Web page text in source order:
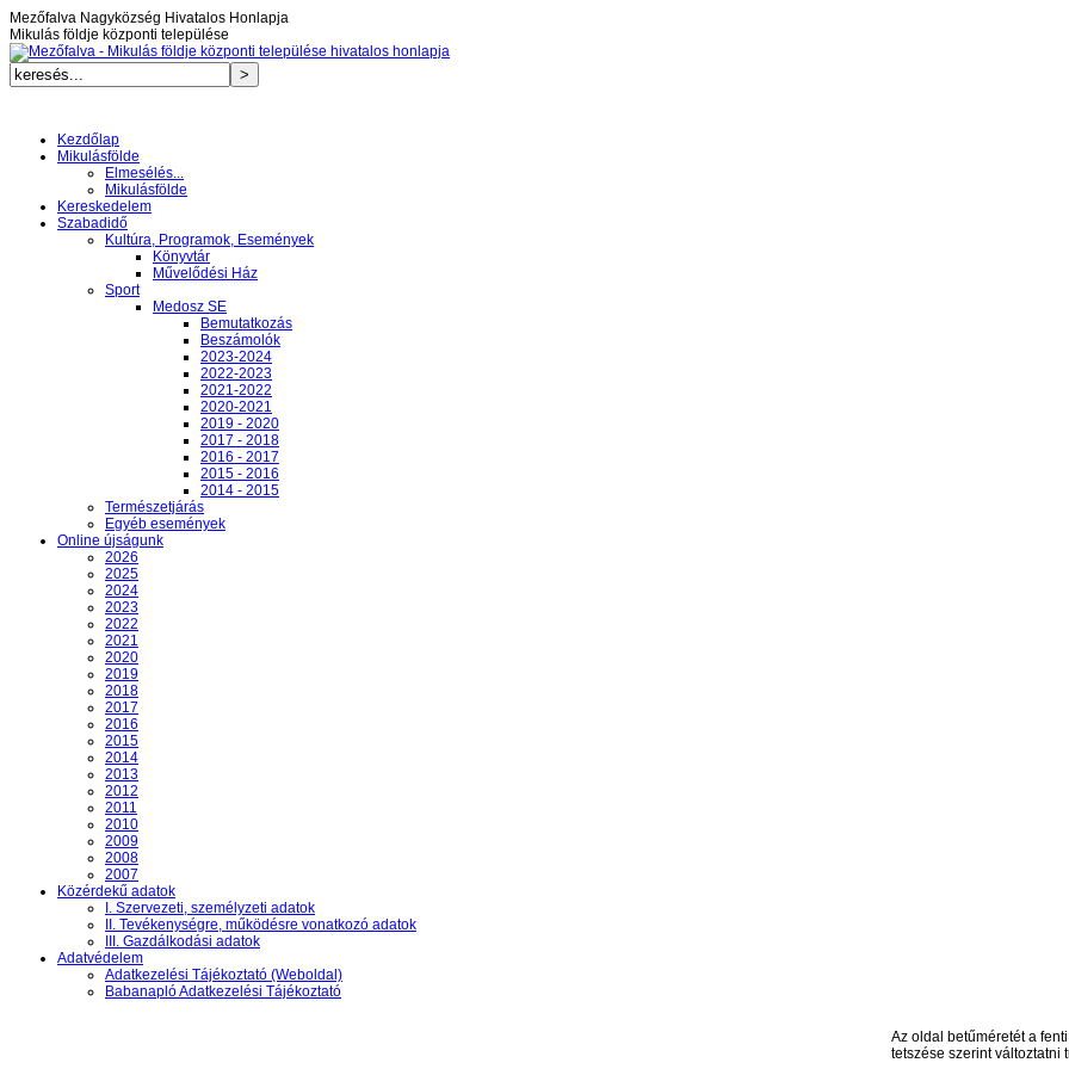
Mezőfalva Nagyközség Hivatalos Honlapja
Mikulás földje központi települése
Kezdőlap
Mikulásfölde
Elmesélés...
Mikulásfölde
Kereskedelem
Szabadidő
Kultúra, Programok, Események
Könyvtár
Művelődési Ház
Sport
Medosz SE
Bemutatkozás
Beszámolók
2023-2024
2022-2023
2021-2022
2020-2021
2019 - 2020
2017 - 2018
2016 - 2017
2015 - 2016
2014 - 2015
Természetjárás
Egyéb események
Online újságunk
2026
2025
2024
2023
2022
2021
2020
2019
2018
2017
2016
2015
2014
2013
2012
2011
2010
2009
2008
2007
Közérdekű adatok
I. Szervezeti, személyzeti adatok
II. Tevékenységre, működésre vonatkozó adatok
III. Gazdálkodási adatok
Adatvédelem
Adatkezelési Tájékoztató (Weboldal)
Babanapló Adatkezelési Tájékoztató
Az oldal betűméretét a
tetszése szerint változtatni